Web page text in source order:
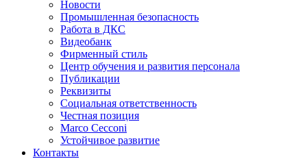
Новости
Промышленная безопасность
Работа в ДКС
Видеобанк
Фирменный стиль
Центр обучения и развития персонала
Публикации
Реквизиты
Социальная ответственность
Честная позиция
Marco Cecconi
Устойчивое развитие
Контакты